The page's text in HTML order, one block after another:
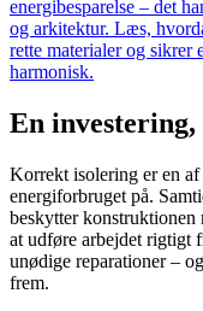
energibesparelse – det
og arkitektur. Læs,
rette materialer og sikrer
harmonisk.
En
Korrekt isolering er en af
energiforbruget på.
beskytter konstruktionen
at udføre arbejdet rigtigt
unødige reparationer –
frem.